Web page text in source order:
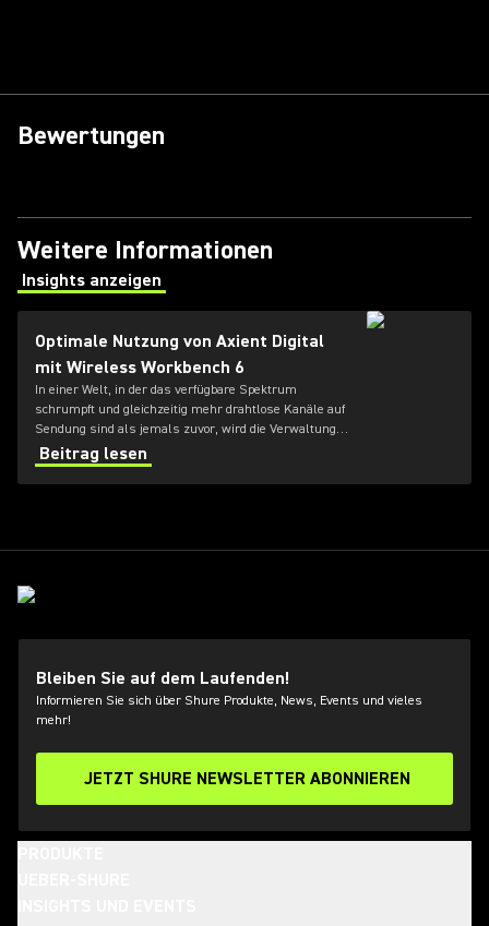
Bewertungen
Weitere Informationen
Insights anzeigen
(Opens in a new tab)
Optimale Nutzung von Axient Digital
mit Wireless Workbench 6
In einer Welt, in der das verfügbare Spektrum
schrumpft und gleichzeitig mehr drahtlose Kanäle auf
Sendung sind als jemals zuvor, wird die Verwaltung
von Hochfrequenzbereichen (HF) für Toningenieure
immer schwieriger.
Beitrag lesen
Bleiben Sie auf dem Laufenden!
Informieren Sie sich über Shure Produkte, News, Events und vieles
mehr!
JETZT SHURE NEWSLETTER ABONNIEREN